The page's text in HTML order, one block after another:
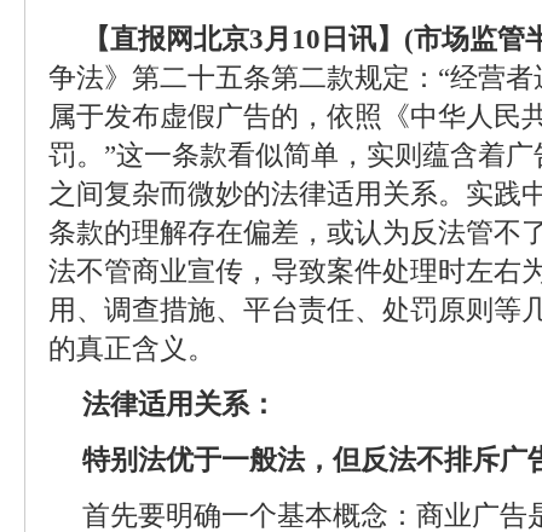
【直报网北京3月10日讯】(市场监管
争法》第二十五条第二款规定：“经营
属于发布虚假广告的，依照《中华人民
罚。”这一条款看似简单，实则蕴含着
之间复杂而微妙的法律适用关系。实践
条款的理解存在偏差，或认为反法管不
法不管商业宣传，导致案件处理时左右
用、调查措施、平台责任、处罚原则等
的真正含义。
法律适用关系：
特别法优于一般法，但反法不排斥广
首先要明确一个基本概念：商业广告